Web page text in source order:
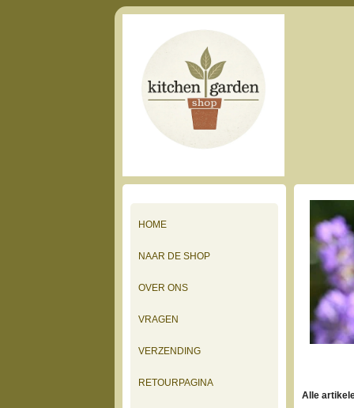
HOME
NAAR DE SHOP
OVER ONS
VRAGEN
VERZENDING
RETOURPAGINA
Alle